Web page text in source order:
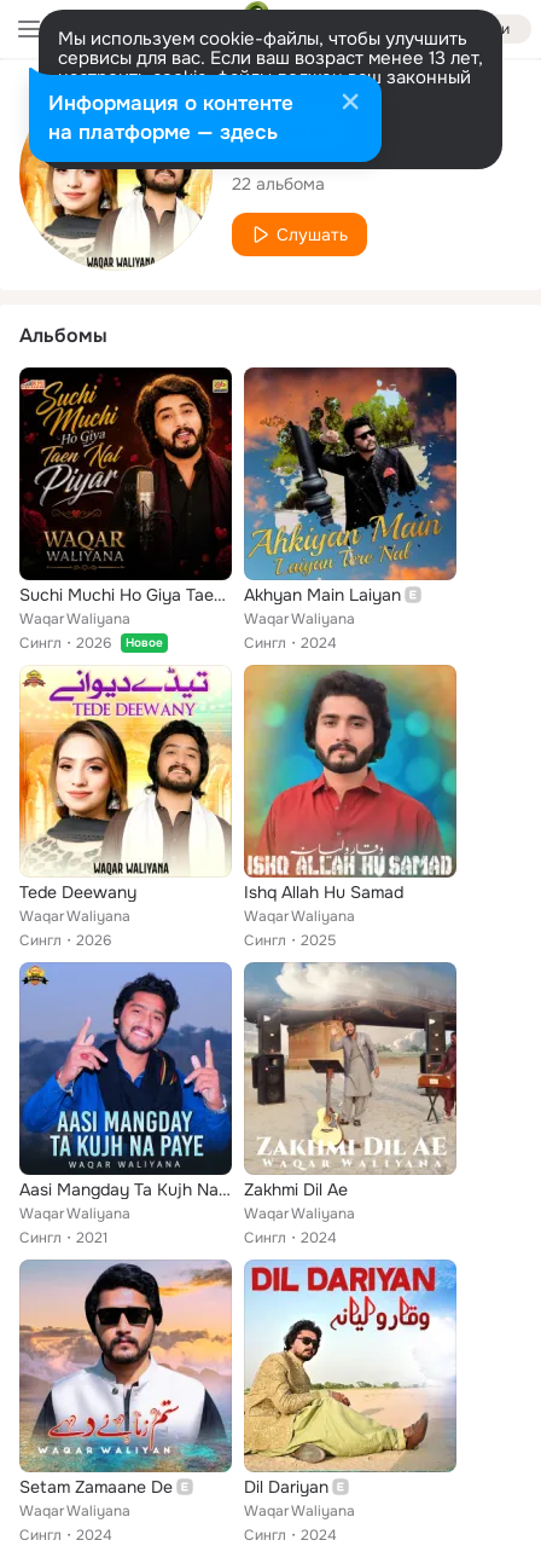
Войти
Мы используем cookie-файлы, чтобы улучшить
сервисы для вас. Если ваш возраст менее 13 лет,
настроить cookie-файлы должен ваш законный
представитель. Больше информации
Разрешить все Настроить
Исполнитель
Waqar Waliyana
22 альбома
Слушать
Альбомы
Suchi Muchi Ho Giya Taen Nal Piyar
Waqar Waliyana
Сингл
2026 Новое
Akhyan Main Laiyan
Waqar Waliyana
Сингл
2024
Tede Deewany
Waqar Waliyana
Сингл
2026
Ishq Allah Hu Samad
Waqar Waliyana
Сингл
2025
Aasi Mangday Ta Kujh Na Paye - Single
Waqar Waliyana
Сингл
2021
Zakhmi Dil Ae
Waqar Waliyana
Сингл
2024
Setam Zamaane De
Waqar Waliyana
Сингл
2024
Dil Dariyan
Waqar Waliyana
Сингл
2024
Информация о контенте
на платформе — здесь